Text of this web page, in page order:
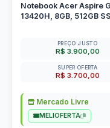
Notebook Acer Aspire
13420H, 8GB, 512GB
PREÇO JUSTO
R$ 3.900,00
SUPER OFERTA
R$ 3.700,00
Mercado Livre
MELIOFERTA